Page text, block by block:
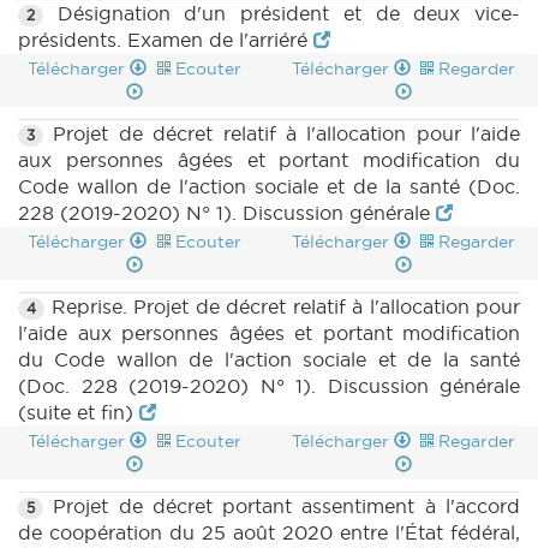
2
Désignation d'un président et de deux vice-
présidents. Examen de l'arriéré
Télécharger Ecouter Télécharger Regarder
3
Projet de décret relatif à l'allocation pour l'aide
aux personnes âgées et portant modification du
Code wallon de l'action sociale et de la santé (Doc.
228 (2019-2020) N° 1). Discussion générale
Télécharger Ecouter Télécharger Regarder
4
Reprise. Projet de décret relatif à l'allocation pour
l'aide aux personnes âgées et portant modification
du Code wallon de l'action sociale et de la santé
(Doc. 228 (2019-2020) N° 1). Discussion générale
(suite et fin)
Télécharger Ecouter Télécharger Regarder
5
Projet de décret portant assentiment à l'accord
de coopération du 25 août 2020 entre l'État fédéral,